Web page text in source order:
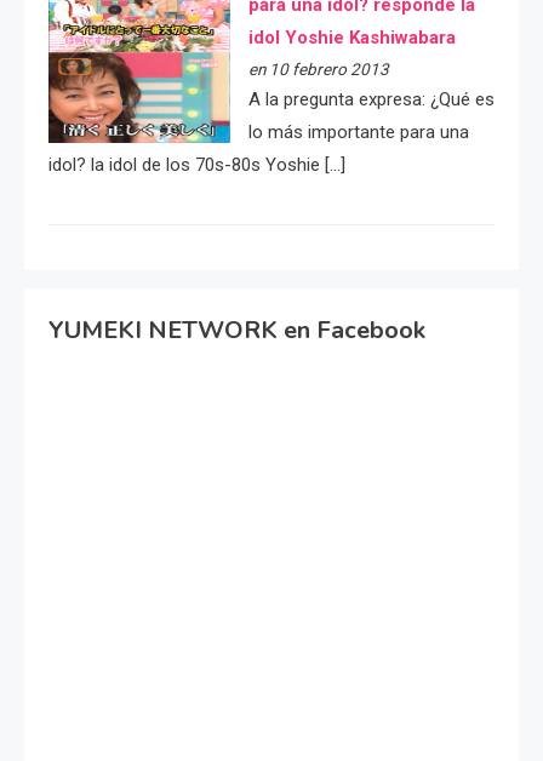
para una idol? responde la
idol Yoshie Kashiwabara
en 10 febrero 2013
A la pregunta expresa: ¿Qué es
lo más importante para una
idol? la idol de los 70s-80s Yoshie […]
YUMEKI NETWORK en Facebook